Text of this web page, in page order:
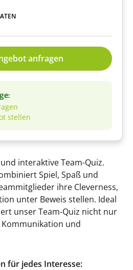
anfragen
stellen
interaktive Team-Quiz.
Spiel, Spaß und
ihre Cleverness,
unter Beweis stellen. Ideal
unser Team-Quiz nicht nur
und
für jedes Interesse: